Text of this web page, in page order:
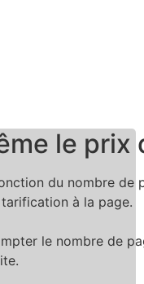
le
du nombre de
à la page.
le nombre de